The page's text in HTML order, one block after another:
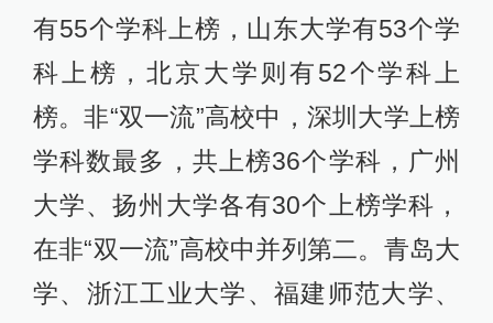
有55个学科上榜，山东大学有53个学
科上榜，北京大学则有52个学科上
榜。非“双一流”高校中，深圳大学上榜
学科数最多，共上榜36个学科，广州
大学、扬州大学各有30个上榜学科，
在非“双一流”高校中并列第二。青岛大
学、浙江工业大学、福建师范大学、